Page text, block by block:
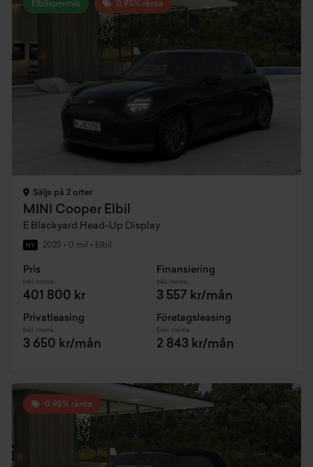
Elbilspremie 0,95% ränta
Säljs på 2 orter
MINI Cooper Elbil
E Blackyard Head-Up Display
NY 2025 • 0 mil • Elbil
Pris
Inkl. moms
401 800 kr
Finansiering
Inkl. moms
3 557 kr/mån
Privatleasing
Inkl. moms
3 650 kr/mån
Företagsleasing
Exkl. moms
2 843 kr/mån
0,95% ränta